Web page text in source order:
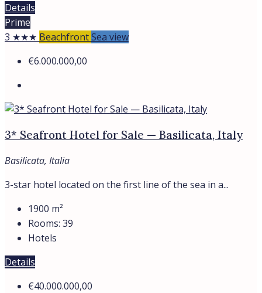
Details
Prime
3 ★★★ BeachfrontSea view
€6.000.000,00
3* Seafront Hotel for Sale — Basilicata, Italy
Basilicata, Italia
3-star hotel located on the first line of the sea in a...
1900 m²
Rooms: 39
Hotels
Details
€40.000.000,00